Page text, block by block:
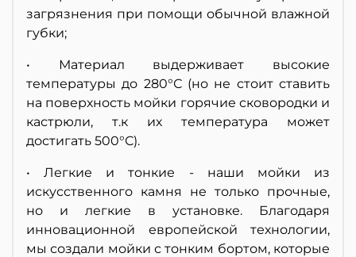
загрязнения при помощи обычной влажной
губки;
• Материал выдерживает высокие
температуры до 280°С (но не стоит ставить
на поверхность мойки горячие сковородки и
кастрюли, т.к их температура может
достигать 500°С).
• Легкие и тонкие - наши мойки из
искусственного камня не только прочные,
но и легкие в установке. Благодаря
инновационной европейской технологии,
мы создали мойки с тонким бортом, которые